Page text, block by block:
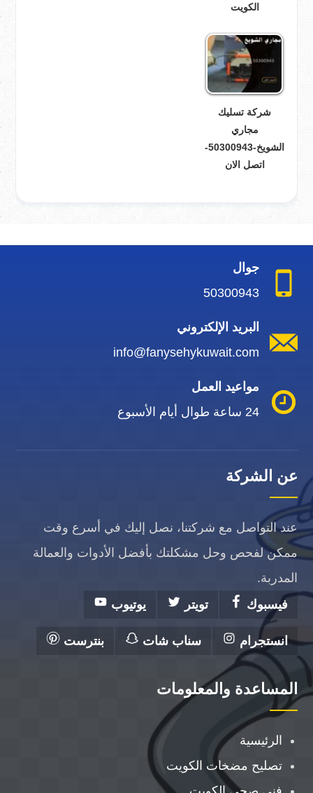
الكويت
شركة تسليك
مجاري
الشويخ-50300943-
اتصل الان
جوال
50300943
البريد الإلكتروني
info@fanysehykuwait.com
مواعيد العمل
24 ساعة طوال أيام الأسبوع
عن الشركة
عند التواصل مع شركتنا، نصل إليك في أسرع وقت
ممكن لفحص وحل مشكلتك بأفضل الأدوات والعمالة
المدربة.
فيسبوك
تويتر يوتيوب
انستجرام سناب شات بنترست
المساعدة والمعلومات
الرئيسية
تصليح مضخات الكويت